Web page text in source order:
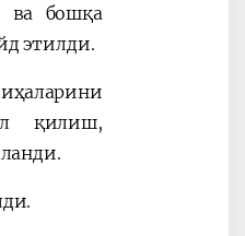
ва бошқа
этилди.
қилиш,